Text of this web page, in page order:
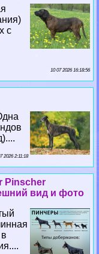
с
10 07 2026 16:18:56
2026 2:11:18
Pinscher
вид и фото